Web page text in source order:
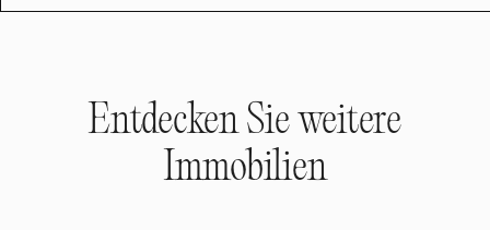
Entdecken Sie weitere
Immobilien